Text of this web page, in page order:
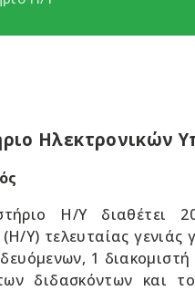
Ηλεκτρονικών
Η/Υ διαθέτει
Υ) τελευταίας γενιάς
1 διακομιστή
διδασκόντων και